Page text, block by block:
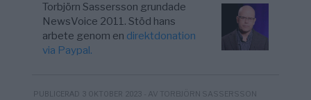
Torbjörn Sassersson grundade
NewsVoice 2011. Stöd hans
arbete genom en direktdonation
via Paypal.
PUBLICERAD 3 OKTOBER 2023 - AV TORBJÖRN SASSERSSON